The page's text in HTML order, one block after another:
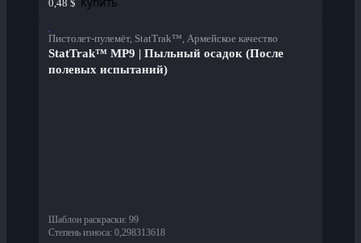
0,48 $
Пистолет-пулемёт, StatTrak™, Армейское качество
StatTrak™ MP9 | Пыльный осадок (После
полевых испытаний)
Шаблон раскраски: 99
Степень износа: 0,298313618